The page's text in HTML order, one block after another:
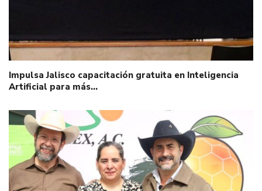
Impulsa Jalisco capacitación gratuita en Inteligencia
Artificial para más…